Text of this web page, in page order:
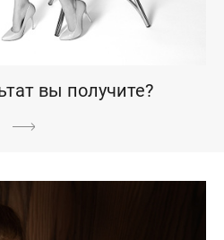
вы получите?